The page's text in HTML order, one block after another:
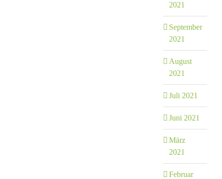
2021
September
2021
August
2021
Juli 2021
Juni 2021
März
2021
Februar